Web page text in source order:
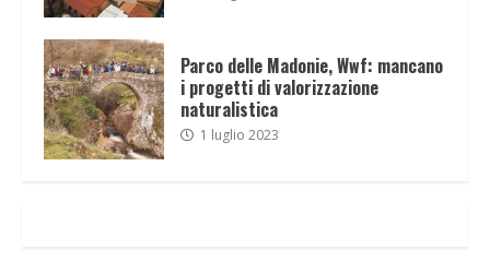
Parco delle Madonie, Wwf: mancano
i progetti di valorizzazione
naturalistica
1 luglio 2023